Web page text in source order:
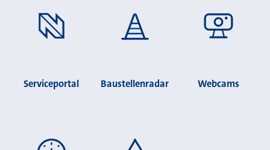
Serviceportal Baustellenradar Webcams